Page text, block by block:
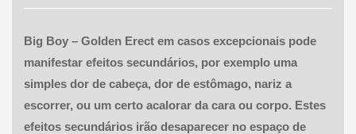
Big Boy – Golden Erect em casos excepcionais pode
manifestar efeitos secundários, por exemplo uma
simples dor de cabeça, dor de estômago, nariz a
escorrer, ou um certo acalorar da cara ou corpo. Estes
efeitos secundários irão desaparecer no espaço de